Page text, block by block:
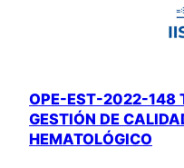
OPE-EST-2022-148
GESTIÓN DE
HEMATOLÓGICO